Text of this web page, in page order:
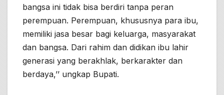
bangsa ini tidak bisa berdiri tanpa peran
perempuan. Perempuan, khususnya para ibu,
memiliki jasa besar bagi keluarga, masyarakat
dan bangsa. Dari rahim dan didikan ibu lahir
generasi yang berakhlak, berkarakter dan
berdaya,’’ ungkap Bupati.